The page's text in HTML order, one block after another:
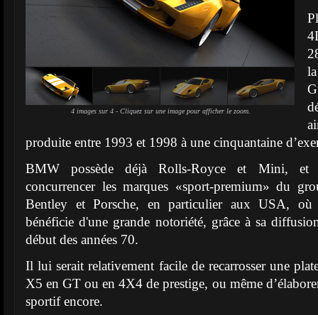
4 images sur 4 - Cliquez sur une image pour afficher le zoom.
produite entre 1993 et 1998 à une cinquantaine
BMW possède déjà Rolls-Royce et Mini, et
concurrencer les marques «sport-premium» du
Bentley et Porsche, en particulier aux USA, où
bénéficie d'une grande notoriété, grâce à sa
début des années 70.
Il lui serait relativement facile de recarrosser une
X5 en GT ou en 4X4 de prestige, ou même
sportif encore.